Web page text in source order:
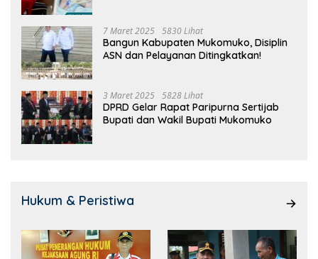
7 Maret 2025 5830 Lihat
Bangun Kabupaten Mukomuko, Disiplin
ASN dan Pelayanan Ditingkatkan!
3 Maret 2025 5828 Lihat
DPRD Gelar Rapat Paripurna Sertijab
Bupati dan Wakil Bupati Mukomuko
Hukum & Peristiwa